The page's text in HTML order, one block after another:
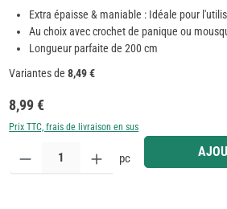
Extra épaisse & maniable : Idéale pour
Au choix avec crochet de panique ou
Longueur parfaite de 200 cm
Variantes de 8,49 €
Prix régulier :
8,99 €
Prix TTC, frais de livraison en sus
Quantité de produit : Entrez la quantité
pc